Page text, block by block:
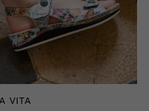
APERÇU RAPIDE
VITA